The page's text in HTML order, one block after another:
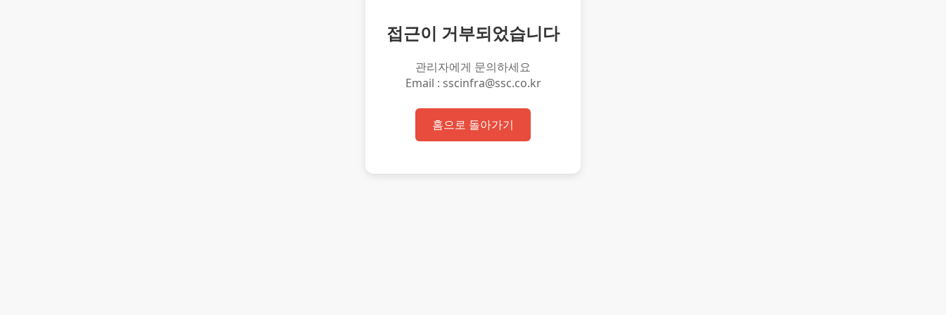
접근이 거부되었습니다
관리자에게 문의하세요
Email : sscinfra@ssc.co.kr
홈으로 돌아가기